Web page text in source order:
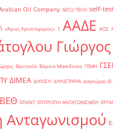
Oil Company SECU-TECH self-
«Άγιος Χριστόφορος» ΄1 ΑΑΔΕ ΑΟΖ
Γιώργος
Βρετανία Βόρεια Μακεδονία ΓΕΜΗ
ΔΙΜΕΑ ΔΙΥΛΙΣΗ ΔΙΥΛΙΣΤΗΡΙΑ Δαγούμας Θ.
ΕΠΑΝΤ ΕΠΙΤΡΟΠΗ ΑΝΤΑΓΩΝΙΣΜΟΥ
Ανταγωνισμού